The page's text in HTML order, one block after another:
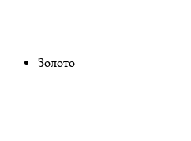
Золото